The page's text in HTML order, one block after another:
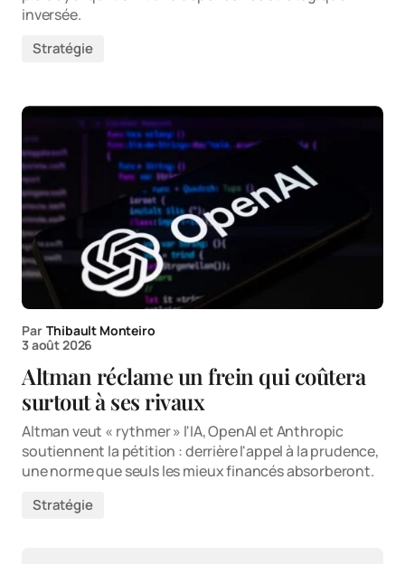
inversée.
Stratégie
Par Thibault Monteiro
3 août 2026
Altman réclame un frein qui coûtera
surtout à ses rivaux
Altman veut « rythmer » l'IA, OpenAI et Anthropic
soutiennent la pétition : derrière l'appel à la prudence,
une norme que seuls les mieux financés absorberont.
Stratégie